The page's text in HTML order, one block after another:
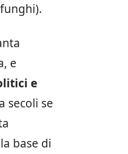
e
e
secoli se
base di